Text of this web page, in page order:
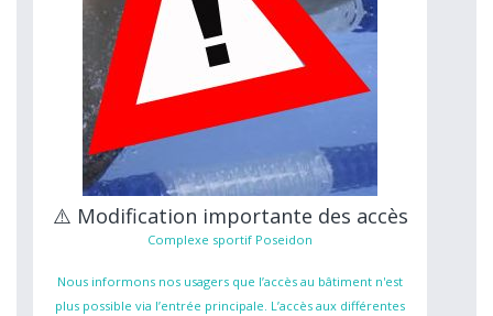
⚠️ Modification importante des accès
Complexe sportif Poseidon
Nous informons nos usagers que l’accès au bâtiment n'est
plus possible via l’entrée principale. L’accès aux différentes